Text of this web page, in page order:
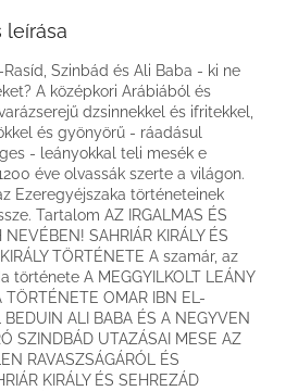
leírása
Szinbád és Ali Baba - ki ne
A középkori Arábiából és
dzsinnekkel és ifritekkel,
és gyönyörű - ráadásul
- leányokkal teli mesék e
éve olvassák szerte a világon.
Ezeregyéjszaka történeteinek
Tartalom AZ IRGALMAS ÉS
SAHRIÁR KIRÁLY ÉS
TÖRTÉNETE A szamár, az
története A MEGGYILKOLT LEÁNY
TÖRTÉNETE OMAR IBN EL-
BEDUIN ALI BABA ÉS A NEGYVEN
SZINDBÁD UTAZÁSAI MESE AZ
RAVASZSÁGÁRÓL ÉS
KIRÁLY ÉS SEHREZÁD